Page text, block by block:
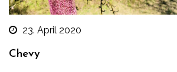
23. April 2020
Chevy